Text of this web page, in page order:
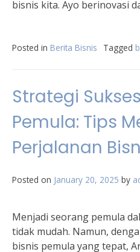
bisnis kita. Ayo berinovasi
Posted in Berita Bisnis Tagged
Strategi
Pemula: Tips
Perjalanan
Posted on January 20, 2025 by
Menjadi seorang pemula
tidak mudah. Namun,
bisnis pemula yang tepat,